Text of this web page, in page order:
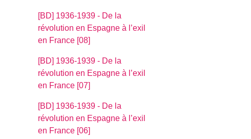
[BD] 1936-1939 - De la
révolution en Espagne à l’exil
en France [08]
[BD] 1936-1939 - De la
révolution en Espagne à l’exil
en France [07]
[BD] 1936-1939 - De la
révolution en Espagne à l’exil
en France [06]